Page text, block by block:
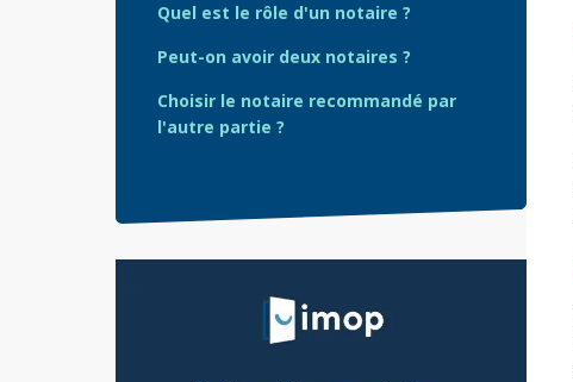
Quel est le rôle d'un notaire ?
Peut-on avoir deux notaires ?
Choisir le notaire recommandé par
l'autre partie ?